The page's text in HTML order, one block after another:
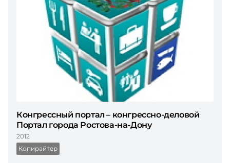
Конгрессный портал – конгрессно-деловой
Портал города Ростова-на-Дону
2012
Копирайтер